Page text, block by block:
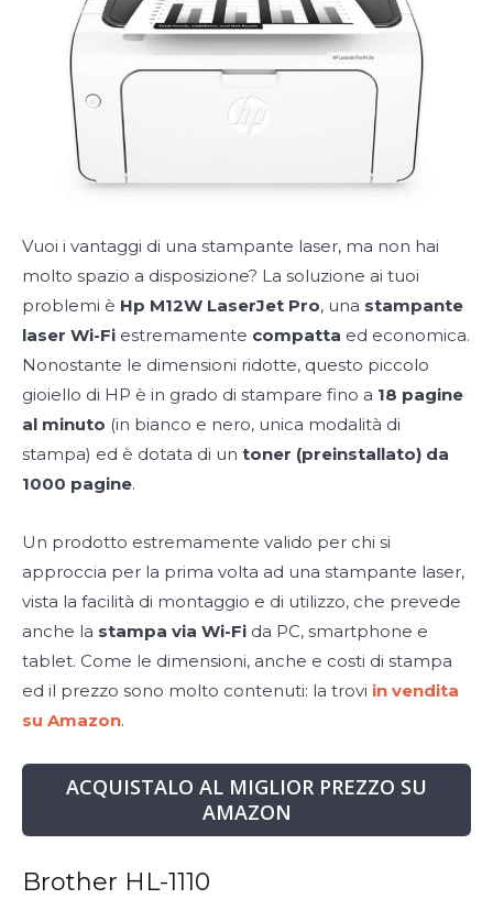
Vuoi i vantaggi di una stampante laser, ma non hai
molto spazio a disposizione? La soluzione ai tuoi
problemi è Hp M12W LaserJet Pro, una stampante
laser Wi-Fi estremamente compatta ed economica.
Nonostante le dimensioni ridotte, questo piccolo
gioiello di HP è in grado di stampare fino a 18 pagine
al minuto (in bianco e nero, unica modalità di
stampa) ed è dotata di un toner (preinstallato) da
1000 pagine.
Un prodotto estremamente valido per chi si
approccia per la prima volta ad una stampante laser,
vista la facilità di montaggio e di utilizzo, che prevede
anche la stampa via Wi-Fi da PC, smartphone e
tablet. Come le dimensioni, anche e costi di stampa
ed il prezzo sono molto contenuti: la trovi in vendita
su Amazon.
ACQUISTALO AL MIGLIOR PREZZO SU
AMAZON
Brother HL-1110